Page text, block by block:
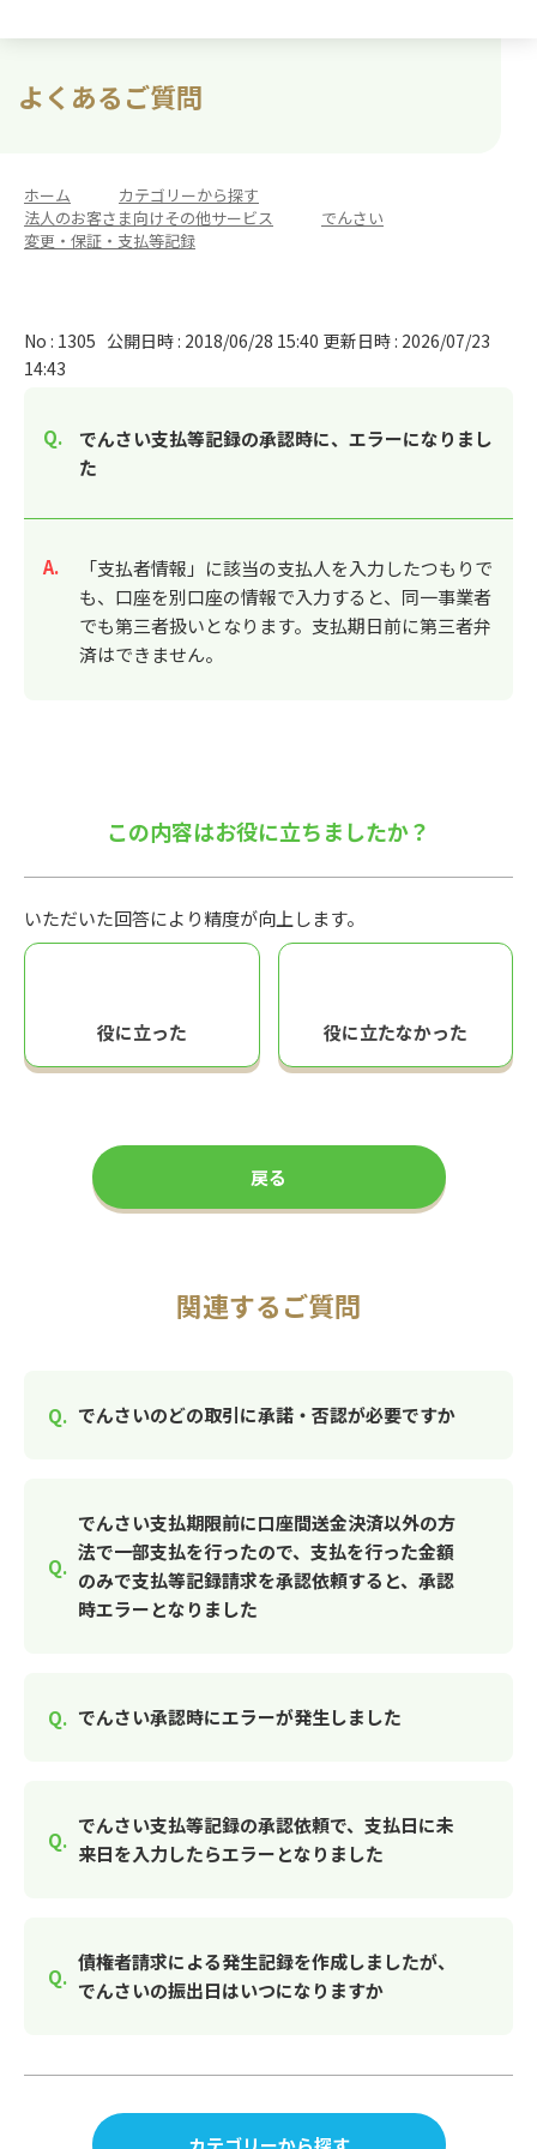
よくあるご質問
ホーム カテゴリーから探す
法人のお客さま向けその他サービス
でんさい
変更・保証・支払等記録
No : 1305 公開日時 : 2018/06/28 15:40 更新日時 : 2026/07/23
14:43
でんさい支払等記録の承認時に、エラーになりまし
た
回答
「支払者情報」に該当の支払人を入力したつもりで
も、口座を別口座の情報で入力すると、同一事業者
でも第三者扱いとなります。支払期日前に第三者弁
済はできません。
この内容はお役に立ちましたか？
いただいた回答により精度が向上します。
役に立った 役に立たなかった
戻る
関連するご質問
でんさいのどの取引に承諾・否認が必要ですか
でんさい支払期限前に口座間送金決済以外の方
法で一部支払を行ったので、支払を行った金額
のみで支払等記録請求を承認依頼すると、承認
時エラーとなりました
でんさい承認時にエラーが発生しました
でんさい支払等記録の承認依頼で、支払日に未
来日を入力したらエラーとなりました
債権者請求による発生記録を作成しましたが、
でんさいの振出日はいつになりますか